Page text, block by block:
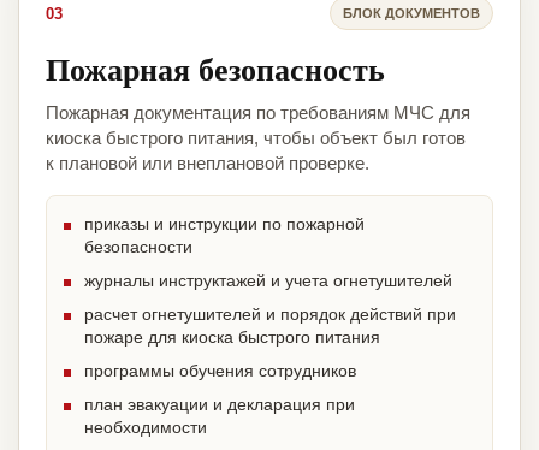
03 БЛОК ДОКУМЕНТОВ
Пожарная безопасность
Пожарная документация по требованиям МЧС для
киоска быстрого питания, чтобы объект был готов
к плановой или внеплановой проверке.
приказы и инструкции по пожарной
безопасности
журналы инструктажей и учета огнетушителей
расчет огнетушителей и порядок действий при
пожаре для киоска быстрого питания
программы обучения сотрудников
план эвакуации и декларация при
необходимости